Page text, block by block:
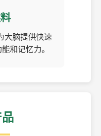
大脑提供快速
和记忆力。